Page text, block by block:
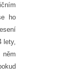
ho
lety,